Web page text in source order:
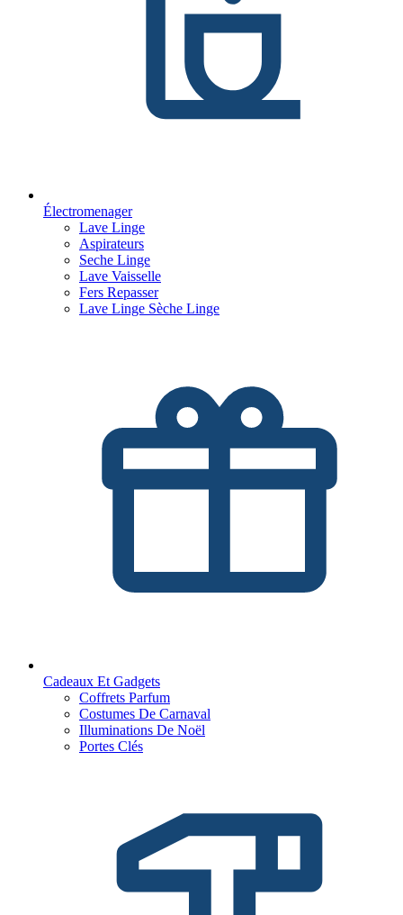
Électromenager
Lave Linge
Aspirateurs
Seche Linge
Lave Vaisselle
Fers Repasser
Lave Linge Sèche Linge
Cadeaux Et Gadgets
Coffrets Parfum
Costumes De Carnaval
Illuminations De Noël
Portes Clés